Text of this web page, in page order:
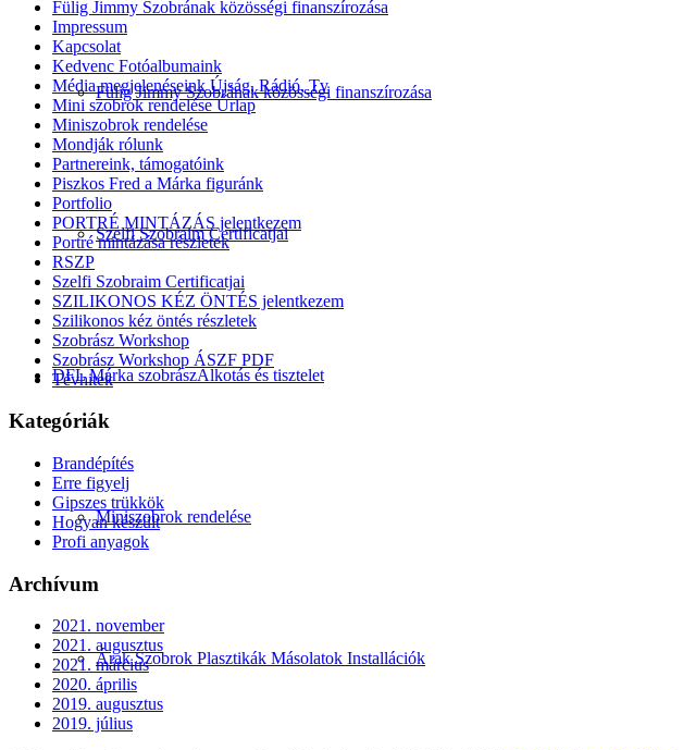
Fülig Jimmy Szobrának közösségi finanszírozása
Szelfi Szobraim Certificatjai
DFL Márka szobrászAlkotás és tisztelet
Miniszobrok rendelése
Árak Szobrok Plasztikák Másolatok Installációk
Fülig Jimmy Szobrának közösségi finanszírozása
Impressum
Kapcsolat
Kedvenc Fotóalbumaink
Média megjelenéseink Újság, Rádió, Tv
Mini szobrok rendelése Űrlap
Miniszobrok rendelése
Mondják rólunk
Partnereink, támogatóink
Piszkos Fred a Márka figuránk
Portfolio
PORTRÉ MINTÁZÁS jelentkezem
Portré mintázása részletek
RSZP
Szelfi Szobraim Certificatjai
SZILIKONOS KÉZ ÖNTÉS jelentkezem
Szilikonos kéz öntés részletek
Szobrász Workshop
Szobrász Workshop ÁSZF PDF
Tévhitek
Kategóriák
Brandépítés
Erre figyelj
Gipszes trükkök
Hogyan készült
Profi anyagok
Archívum
2021. november
2021. augusztus
2021. március
2020. április
2019. augusztus
2019. július